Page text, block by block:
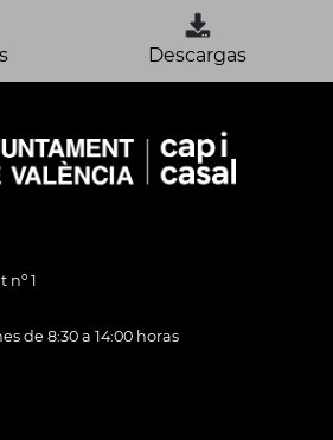
Descargas
nº 1
de 8:30 a 14:00 horas